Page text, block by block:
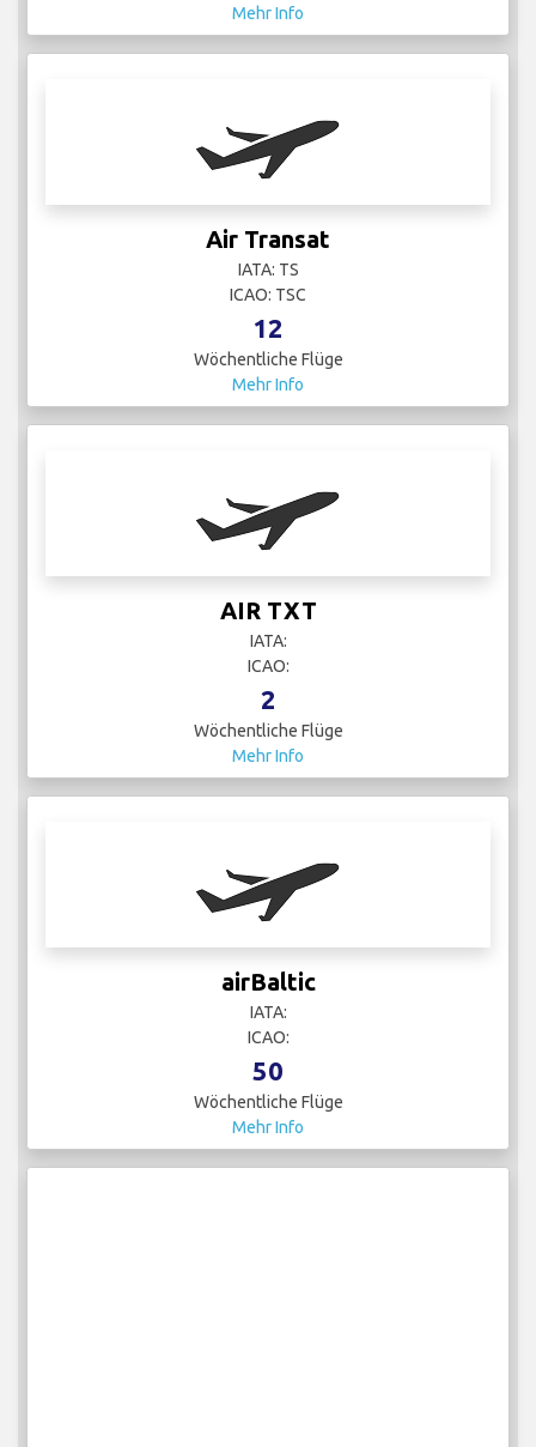
Mehr Info
Air Transat
IATA: TS
ICAO: TSC
12
Wöchentliche Flüge
Mehr Info
AIR TXT
IATA:
ICAO:
2
Wöchentliche Flüge
Mehr Info
airBaltic
IATA:
ICAO:
50
Wöchentliche Flüge
Mehr Info